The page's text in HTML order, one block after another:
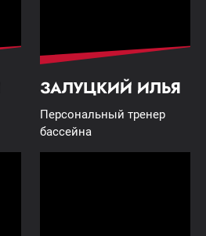
ЗАЛУЦКИЙ ИЛЬЯ
Персональный тренер
бассейна